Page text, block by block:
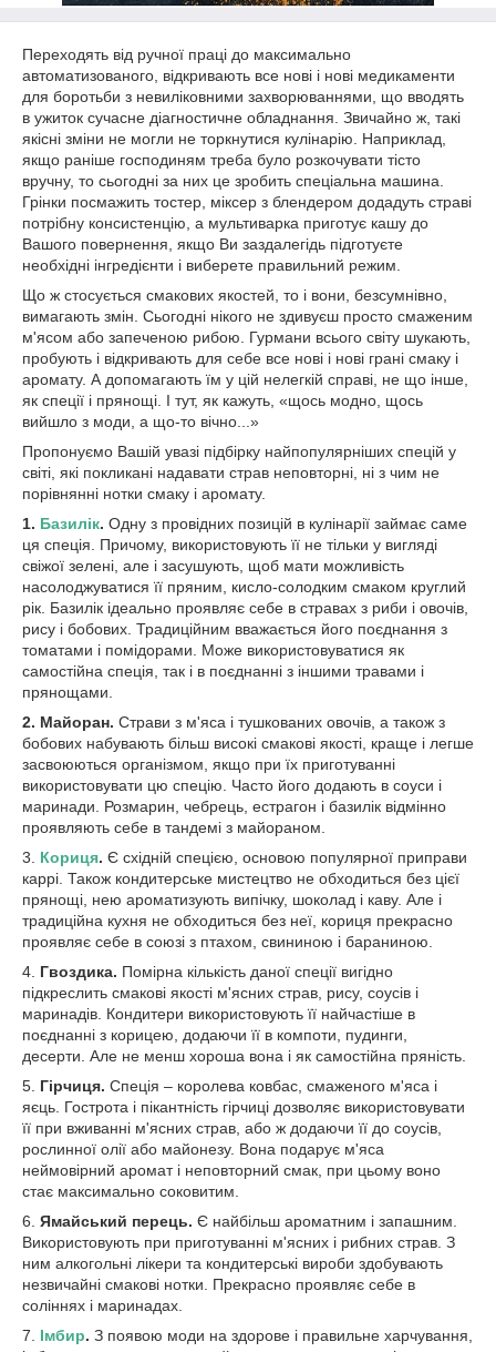
Переходять від ручної праці до максимально
автоматизованого, відкривають все нові і нові медикаменти
для боротьби з невиліковними захворюваннями, що вводять
в ужиток сучасне діагностичне обладнання. Звичайно ж, такі
якісні зміни не могли не торкнутися кулінарію. Наприклад,
якщо раніше господиням треба було розкочувати тісто
вручну, то сьогодні за них це зробить спеціальна машина.
Грінки посмажить тостер, міксер з блендером додадуть страві
потрібну консистенцію, а мультиварка приготує кашу до
Вашого повернення, якщо Ви заздалегідь підготуєте
необхідні інгредієнти і виберете правильний режим.
Що ж стосується смакових якостей, то і вони, безсумнівно,
вимагають змін. Сьогодні нікого не здивуєш просто смаженим
м'ясом або запеченою рибою. Гурмани всього світу шукають,
пробують і відкривають для себе все нові і нові грані смаку і
аромату. А допомагають їм у цій нелегкій справі, не що інше,
як спеції і прянощі. І тут, як кажуть, «щось модно, щось
вийшло з моди, а що-то вічно...»
Пропонуємо Вашій увазі підбірку найпопулярніших спецій у
світі, які покликані надавати страв неповторні, ні з чим не
порівнянні нотки смаку і аромату.
1. Базилік. Одну з провідних позицій в кулінарії займає саме
ця спеція. Причому, використовують її не тільки у вигляді
свіжої зелені, але і засушують, щоб мати можливість
насолоджуватися її пряним, кисло-солодким смаком круглий
рік. Базилік ідеально проявляє себе в стравах з риби і овочів,
рису і бобових. Традиційним вважається його поєднання з
томатами і помідорами. Може використовуватися як
самостійна спеція, так і в поєднанні з іншими травами і
прянощами.
2. Майоран. Страви з м'яса і тушкованих овочів, а також з
бобових набувають більш високі смакові якості, краще і легше
засвоюються організмом, якщо при їх приготуванні
використовувати цю спецію. Часто його додають в соуси і
маринади. Розмарин, чебрець, естрагон і базилік відмінно
проявляють себе в тандемі з майораном.
3. Кориця. Є східній спецією, основою популярної приправи
каррі. Також кондитерське мистецтво не обходиться без цієї
прянощі, нею ароматизують випічку, шоколад і каву. Але і
традиційна кухня не обходиться без неї, кориця прекрасно
проявляє себе в союзі з птахом, свининою і бараниною.
4. Гвоздика. Помірна кількість даної спеції вигідно
підкреслить смакові якості м'ясних страв, рису, соусів і
маринадів. Кондитери використовують її найчастіше в
поєднанні з корицею, додаючи її в компоти, пудинги,
десерти. Але не менш хороша вона і як самостійна пряність.
5. Гірчиця. Спеція – королева ковбас, смаженого м'яса і
яєць. Гострота і пікантність гірчиці дозволяє використовувати
її при вживанні м'ясних страв, або ж додаючи її до соусів,
рослинної олії або майонезу. Вона подарує м'яса
неймовірний аромат і неповторний смак, при цьому воно
стає максимально соковитим.
6. Ямайський перець. Є найбільш ароматним і запашним.
Використовують при приготуванні м'ясних і рибних страв. З
ним алкогольні лікери та кондитерські вироби здобувають
незвичайні смакові нотки. Прекрасно проявляє себе в
соліннях і маринадах.
7. Імбир. З появою моди на здорове і правильне харчування,